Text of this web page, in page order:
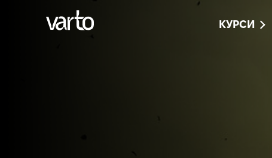
КУРСИ